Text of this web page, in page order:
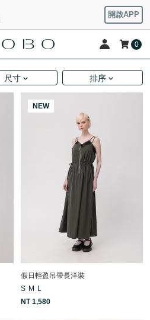
開啟APP
0
尺寸 排序
NEW
假日輕盈吊帶長洋裝
S M
L
NT 1,580